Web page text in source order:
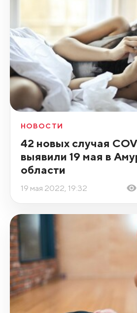
НОВОСТИ
42 новых случая
выявили 19 мая в
области
19 мая 2022, 19:32